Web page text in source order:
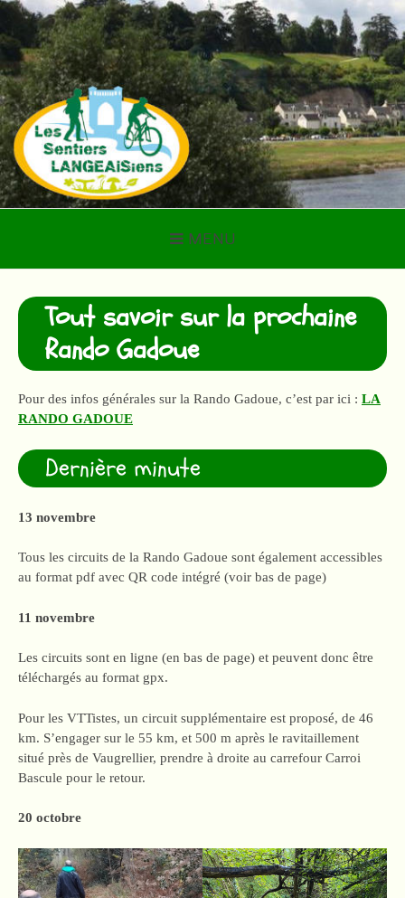
Aller
contenu
LES SENTIERS
LANGEAISIENS
MENU
Tout savoir sur la prochaine
Rando Gadoue
Pour des infos générales sur la Rando Gadoue, c’est par ici : LA
RANDO GADOUE
Dernière minute
13 novembre
Tous les circuits de la Rando Gadoue sont également accessibles
au format pdf avec QR code intégré (voir bas de page)
11 novembre
Les circuits sont en ligne (en bas de page) et peuvent donc être
téléchargés au format gpx.
Pour les VTTistes, un circuit supplémentaire est proposé, de 46
km. S’engager sur le 55 km, et 500 m après le ravitaillement
situé près de Vaugrellier, prendre à droite au carrefour Carroi
Bascule pour le retour.
20 octobre